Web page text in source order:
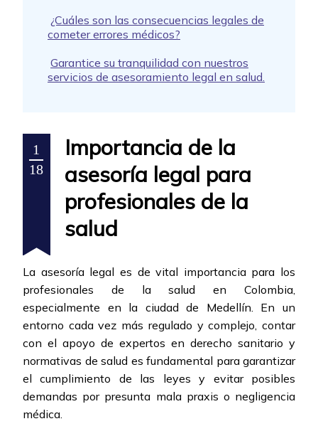
¿Cuáles son las consecuencias legales de
cometer errores médicos?
Garantice su tranquilidad con nuestros
servicios de asesoramiento legal en salud.
1
18
Importancia de la
asesoría legal para
profesionales de la
salud
La asesoría legal es de vital importancia para los
profesionales de la salud en Colombia,
especialmente en la ciudad de Medellín. En un
entorno cada vez más regulado y complejo, contar
con el apoyo de expertos en derecho sanitario y
normativas de salud es fundamental para garantizar
el cumplimiento de las leyes y evitar posibles
demandas por presunta mala praxis o negligencia
médica.